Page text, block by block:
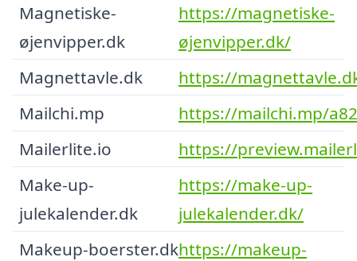
Magnetiske-
øjenvipper.dk
https://magnetiske-
øjenvipper.dk/
Magnettavle.dk
https://
Mailchi.mp
https://mailchi.mp/
Mailerlite.io
https://
Make-up-
julekalender.dk
https://make-up-
julekalender.dk/
Makeup-boerster.dkhttps://makeup-